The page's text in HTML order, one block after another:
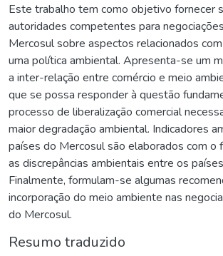
Este trabalho tem como objetivo fornecer
autoridades competentes para
Mercosul sobre aspectos relacionados
uma política ambiental. Apresenta-se um
a inter-relação entre comércio e meio
que se possa responder à questão
processo de liberalização comercial
maior degradação ambiental. Indicadores
países do Mercosul são elaborados com o
as discrepâncias ambientais entre os
Finalmente, formulam-se algumas
incorporação do meio ambiente nas
do Mercosul.
Resumo traduzido